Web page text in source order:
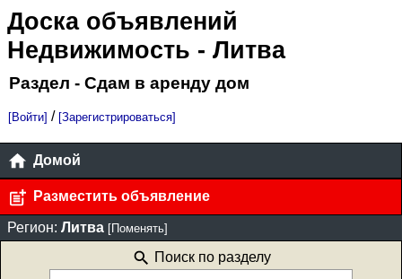
Доска объявлений
Недвижимость - Литва
Раздел - Сдам в аренду дом
[Войти] / [Зарегистрироваться]
Домой
Разместить объявление
Регион: Литва [Поменять]
Поиск по разделу